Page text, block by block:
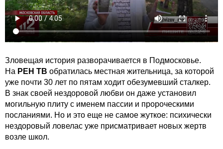
Зловещая история разворачивается в Подмосковье.
На РЕН ТВ обратилась местная жительница, за которой
уже почти 30 лет по пятам ходит обезумевший сталкер.
В знак своей нездоровой любви он даже установил
могильную плиту с именем пассии и пророческими
посланиями. Но и это еще не самое жуткое: психически
нездоровый ловелас уже присматривает новых жертв
возле школ.